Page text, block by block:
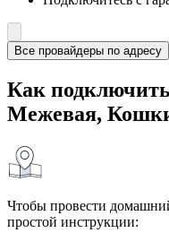
Все провайдеры по адресу
Как
Межевая,
Чтобы провести
простой инструкции: